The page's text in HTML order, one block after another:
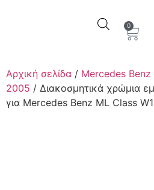
0
Αρχική σελίδα / Mercedes Benz
2005 / Διακοσμητικά χρώμια
για Mercedes Benz ML Class